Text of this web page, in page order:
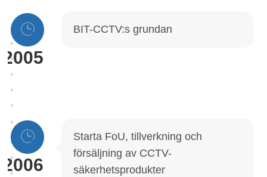
2005
BIT-CCTV:s grundan
2006
Starta FoU, tillverkning och
försäljning av CCTV-
säkerhetsprodukter